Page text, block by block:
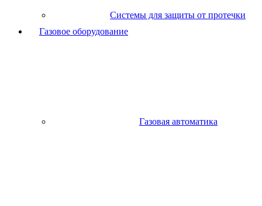
Системы для защиты от протечки
Газовое оборудование
Газовая автоматика